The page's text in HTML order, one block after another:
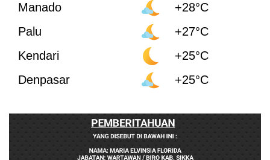
Manado
+28°C
Palu
+27°C
Kendari
+25°C
Denpasar
+25°C